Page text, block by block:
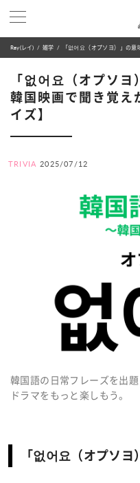
Ray(レイ) 雑学 「없어요（オプソヨ）」の意
「없어요（オプソ
韓国映画で聞き覚え
イズ】
TRIVIA 2025/07/12
韓国語の日常フレーズを出
ドラマをもっと楽しもう。
「없어요（オプソヨ